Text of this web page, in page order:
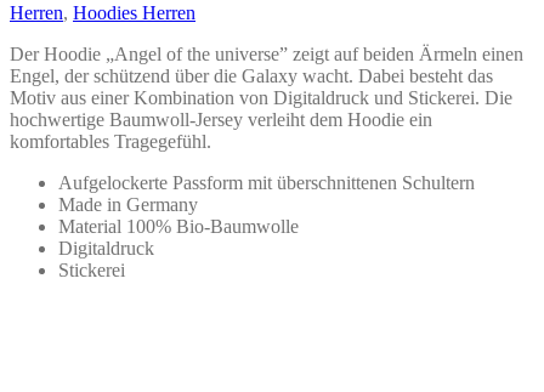
Herren, Hoodies Herren
Der Hoodie „Angel of the universe” zeigt auf beiden Ärmeln einen
Engel, der schützend über die Galaxy wacht. Dabei besteht das
Motiv aus einer Kombination von Digitaldruck und Stickerei. Die
hochwertige Baumwoll-Jersey verleiht dem Hoodie ein
komfortables Tragegefühl.
Aufgelockerte Passform mit überschnittenen Schultern
Made in Germany
Material 100% Bio-Baumwolle
Digitaldruck
Stickerei